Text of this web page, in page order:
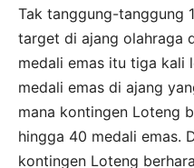
Tak tanggung-tanggung
target di ajang olahraga
medali emas itu tiga kali
medali emas di ajang
mana kontingen Loteng
hingga 40 medali emas.
kontingen Loteng